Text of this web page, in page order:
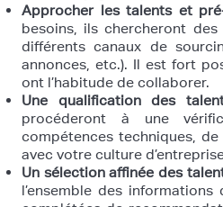
Approcher les talents et
besoins, ils chercheront
différents canaux de
annonces, etc.). Il est fort
ont l’habitude de collaborer.
Une qualification des
procéderont à une
compétences techniques,
avec votre culture
Un sélection affinée des
l’ensemble des